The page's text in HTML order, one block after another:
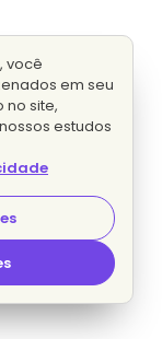
você
em seu
site,
estudos